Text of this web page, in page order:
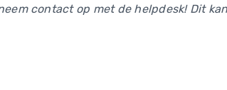
contact op met de helpdesk! Dit